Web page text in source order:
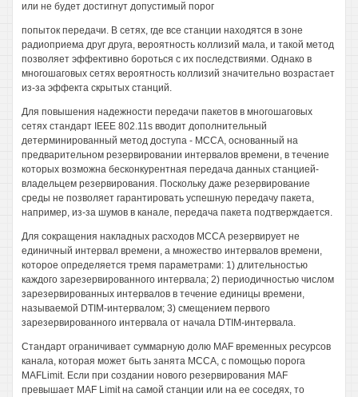
или не будет достигнут допустимый порог
попыток передачи. В сетях, где все станции находятся в зоне
радиоприема друг друга, вероятность коллизий мала, и такой метод
позволяет эффективно бороться с их последствиями. Однако в
многошаговых сетях вероятность коллизий значительно возрастает
из-за эффекта скрытых станций.
Для повышения надежности передачи пакетов в многошаговых
сетях стандарт IEEE 802.11s вводит дополнительный
детерминированный метод доступа - МССА, основанный на
предварительном резервировании интервалов времени, в течение
которых возможна бесконкурентная передача данных станцией-
владельцем резервирования. Поскольку даже резервирование
среды не позволяет гарантировать успешную передачу пакета,
например, из-за шумов в канале, передача пакета подтверждается.
Для сокращения накладных расходов МССА резервирует не
единичный интервал времени, а множество интервалов времени,
которое определяется тремя параметрами: 1) длительностью
каждого зарезервированного интервала; 2) периодичностью числом
зарезервированных интервалов в течение единицы времени,
называемой DTIM-интервалом; 3) смещением первого
зарезервированного интервала от начала DTIM-интервала.
Стандарт ограничивает суммарную долю MAF временных ресурсов
канала, которая может быть занята МССА, с помощью порога
MAFLimit. Если при создании нового резервирования MAF
превышает MAF Limit на самой станции или на ее соседях, то